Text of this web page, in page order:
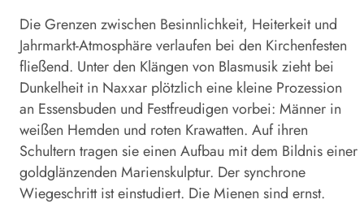
Die Grenzen zwischen Besinnlichkeit, Heiterkeit und
Jahrmarkt-Atmosphäre verlaufen bei den Kirchenfesten
fließend. Unter den Klängen von Blasmusik zieht bei
Dunkelheit in Naxxar plötzlich eine kleine Prozession
an Essensbuden und Festfreudigen vorbei: Männer in
weißen Hemden und roten Krawatten. Auf ihren
Schultern tragen sie einen Aufbau mit dem Bildnis einer
goldglänzenden Marienskulptur. Der synchrone
Wiegeschritt ist einstudiert. Die Mienen sind ernst.